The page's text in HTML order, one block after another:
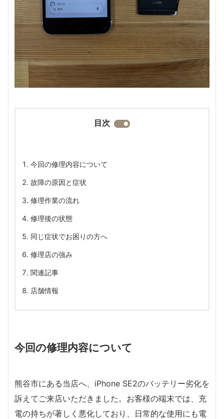
目次
今回の修理内容について
故障の原因と症状
修理作業の流れ
修理後の状態
同じ症状でお困りの方へ
修理店の強み
関連記事
店舗情報
今回の修理内容について
熊谷市にある当店へ、iPhone SE2のバッテリー劣化を
訴えてご来店いただきました。お客様の端末では、充
電の持ちが著しく悪化しており、日常的な使用にも電